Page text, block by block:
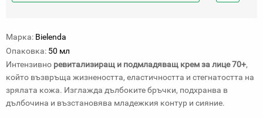
Добави
Марка: Bielenda
Опаковка: 50 мл
Интензивно ревитализиращ и подмладяващ крем за лице 70+,
който възвръща жизнеността, еластичността и стегнатостта на
зрялата кожа. Изглажда дълбоките бръчки, подхранва в
дълбочина и възстановява младежкия контур и сияние.